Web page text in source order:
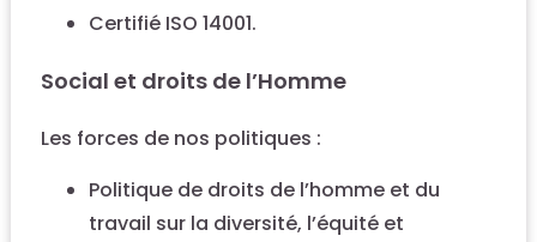
Certifié ISO 14001.
Social et droits de l’Homme
Les forces de nos politiques :
Politique de droits de l’homme et du
travail sur la diversité, l’équité et